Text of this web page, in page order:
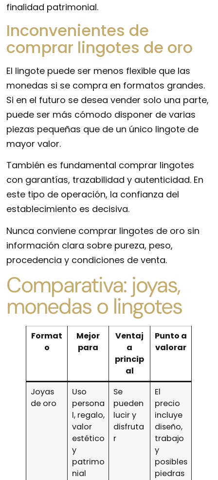
finalidad patrimonial.
Inconvenientes de
comprar lingotes de oro
El lingote puede ser menos flexible que las
monedas si se compra en formatos grandes.
Si en el futuro se desea vender solo una parte,
puede ser más cómodo disponer de varias
piezas pequeñas que de un único lingote de
mayor valor.
También es fundamental comprar lingotes
con garantías, trazabilidad y autenticidad. En
este tipo de operación, la confianza del
establecimiento es decisiva.
Nunca conviene comprar lingotes de oro sin
información clara sobre pureza, peso,
procedencia y condiciones de venta.
Comparativa: joyas,
monedas o lingotes
Format
o
Mejor
para
Ventaj
a
princip
al
Punto a
valorar
Joyas
de oro
Uso
persona
l, regalo,
valor
estético
y
patrimo
nial
Se
pueden
lucir y
disfruta
r
El
precio
incluye
diseño,
trabajo
y
posibles
piedras